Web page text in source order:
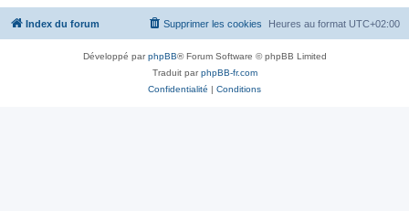
Index du forum Heures au format UTC+02:00
Supprimer les cookies
Développé parphpBB® Forum Software © phpBB Limited
Traduit parphpBB-fr.com
Confidentialité | Conditions